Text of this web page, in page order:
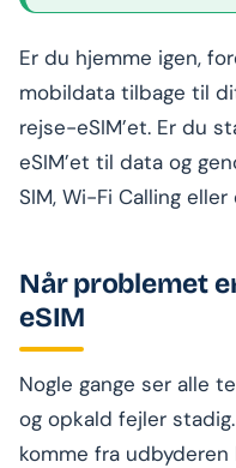
Er du hjemme igen,
mobildata tilbage til
rejse-eSIM’et. Er du
eSIM’et til data og
SIM, Wi-Fi Calling
Når problemet
eSIM
Nogle gange ser alle
og opkald fejler
komme fra